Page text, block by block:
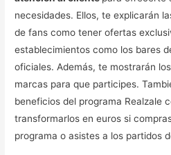
necesidades. Ellos, te explicarán
de fans como tener ofertas
establecimientos como los bares
oficiales. Además, te mostrarán
marcas para que participes.
beneficios del programa Realzale
transformarlos en euros si
programa o asistes a los partidos